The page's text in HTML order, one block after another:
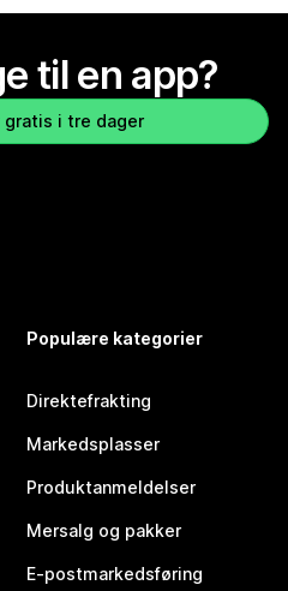
til en app?
gratis i tre dager
Populære kategorier
Direktefrakting
Markedsplasser
Produktanmeldelser
Mersalg og pakker
E-postmarkedsføring